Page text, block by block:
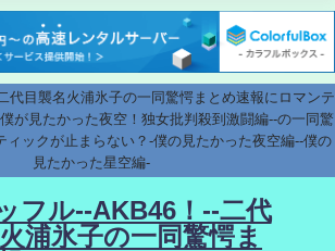
代目襲名火浦氷子の一同驚愕まとめ速報にロマンテ
が見たかった夜空！独女批判殺到激闘編--の一同驚
ィックが止まらない？-僕の見たかった夜空編--僕の
見たかった星空編-
フル--AKB46！--二代
浦氷子の一同驚愕ま